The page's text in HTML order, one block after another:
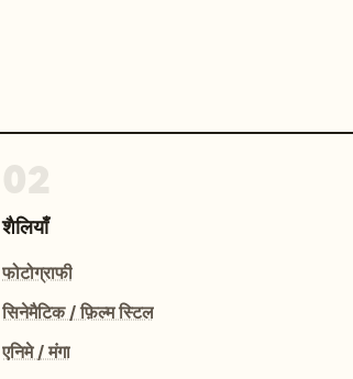
शैलियाँ
फोटोग्राफी
सिनेमैटिक / फ़िल्म स्टिल
एनिमे / मंगा